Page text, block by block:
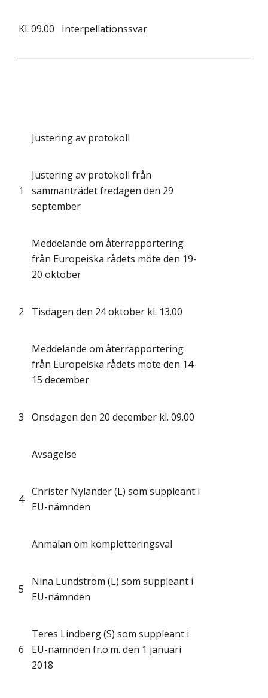
Kl. 09.00 Interpellationssvar
Justering av protokoll
1
Justering av protokoll från
sammanträdet fredagen den 29
september
Meddelande om återrapportering
från Europeiska rådets möte den 19-
20 oktober
2 Tisdagen den 24 oktober kl. 13.00
Meddelande om återrapportering
från Europeiska rådets möte den 14-
15 december
3 Onsdagen den 20 december kl. 09.00
Avsägelse
4
Christer Nylander (L) som suppleant i
EU-nämnden
Anmälan om kompletteringsval
5
Nina Lundström (L) som suppleant i
EU-nämnden
6
Teres Lindberg (S) som suppleant i
EU-nämnden fr.o.m. den 1 januari
2018